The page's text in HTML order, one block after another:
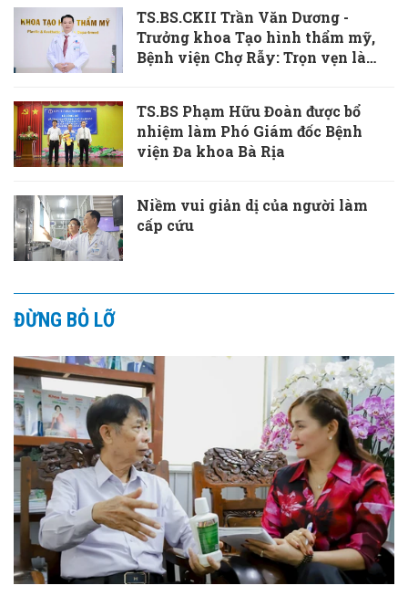
TS.BS.CKII Trần Văn Dương -
Trưởng khoa Tạo hình thẩm mỹ,
Bệnh viện Chợ Rẫy: Trọn vẹn là
TS.BS Phạm Hữu Đoàn được bổ
nhiệm làm Phó Giám đốc Bệnh
viện Đa khoa Bà Rịa
Niềm vui giản dị của người làm
cấp cứu
ĐỪNG BỎ LỠ